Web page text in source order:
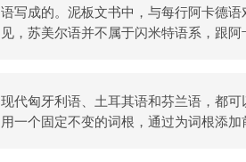
语写成的。泥板文书中，与每行阿卡德
见，苏美尔语并不属于闪米特语系，跟
现代匈牙利语、土耳其语和芬兰语，都
用一个固定不变的词根，通过为词根添